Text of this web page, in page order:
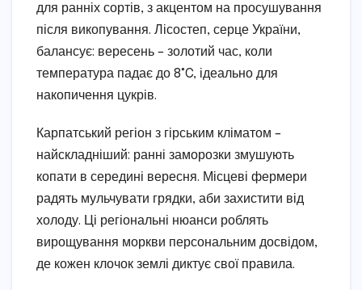
для ранніх сортів, з акцентом на просушування
після викопування. Лісостеп, серце України,
балансує: вересень – золотий час, коли
температура падає до 8°C, ідеально для
накопичення цукрів.
Карпатський регіон з гірським кліматом –
найскладніший: ранні заморозки змушують
копати в середині вересня. Місцеві фермери
радять мульчувати грядки, аби захистити від
холоду. Ці регіональні нюанси роблять
вирощування моркви персональним досвідом,
де кожен клочок землі диктує свої правила.